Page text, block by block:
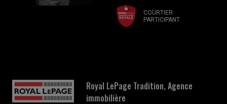
COURTIER
PARTICIPANT
Royal LePage Tradition, Agence
immobilière